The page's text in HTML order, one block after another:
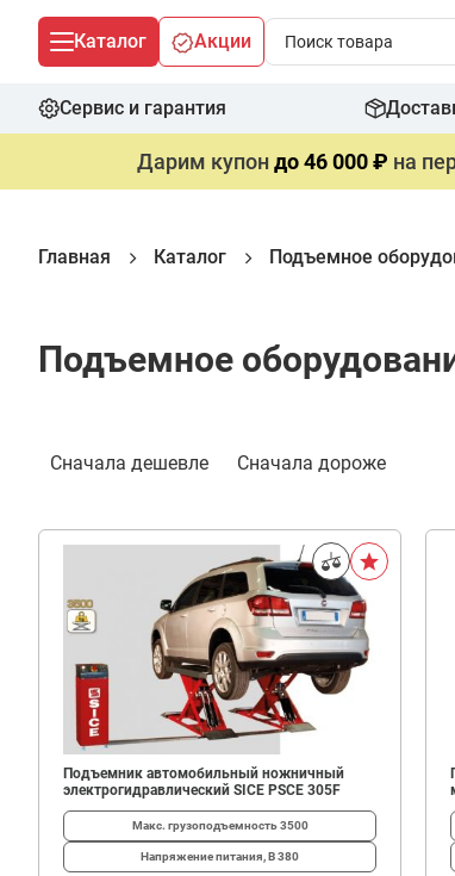
Каталог Акции
Сервис и гарантия
Дарим купондо 46 000 ₽ на
Главная Каталог Подъемное
Подъемное
Сначала дешевле Сначала дороже
Подъемник автомобильный ножничный
электрогидравлический SICE PSCE 305F
Макс. грузоподъемность3500
Напряжение питания, В380